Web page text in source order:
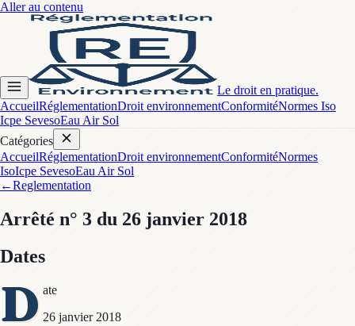
Aller au contenu
Le droit en pratique.
AccueilRéglementationDroit environnementConformitéNormes Iso
Icpe SevesoEau Air Sol
Catégories
AccueilRéglementationDroit environnementConformitéNormes
IsoIcpe SevesoEau Air Sol
←Reglementation
Arrêté n° 3 du 26 janvier 2018
Dates
D ate
26 janvier 2018